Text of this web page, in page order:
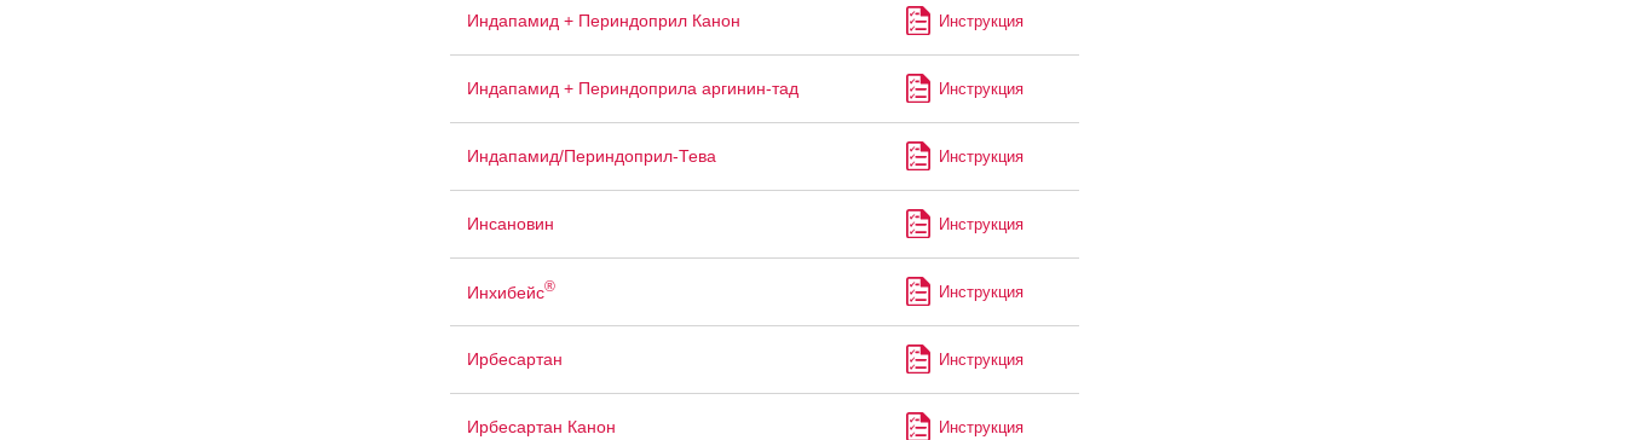
Индапамид + Периндоприл Канон Инструкция
Индапамид + Периндоприла аргинин-тад Инструкция
Индапамид/Периндоприл-Тева Инструкция
Инсановин Инструкция
Инхибейс® Инструкция
Ирбесартан Инструкция
Ирбесартан Канон Инструкция